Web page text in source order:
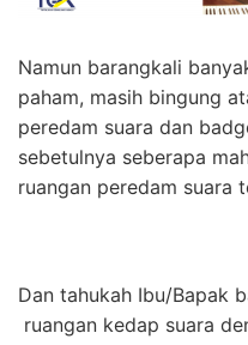
Namun barangkali
paham, masih bingung
peredam suara dan
sebetulnya seberapa
ruangan peredam suara
Dan tahukah Ibu/Bapak
ruangan kedap suara